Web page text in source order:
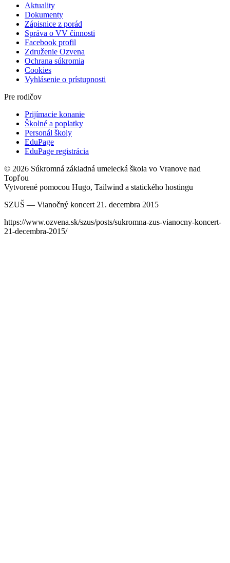
Aktuality
Dokumenty
Zápisnice z porád
Správa o VV činnosti
Facebook profil
Združenie Ozvena
Ochrana súkromia
Cookies
Vyhlásenie o prístupnosti
Pre rodičov
Prijímacie konanie
Školné a poplatky
Personál školy
EduPage
EduPage registrácia
© 2026 Súkromná základná umelecká škola vo Vranove nad
Topľou
Vytvorené pomocou Hugo, Tailwind a statického hostingu
SZUŠ — Vianočný koncert 21. decembra 2015
https://www.ozvena.sk/szus/posts/sukromna-zus-vianocny-koncert-
21-decembra-2015/